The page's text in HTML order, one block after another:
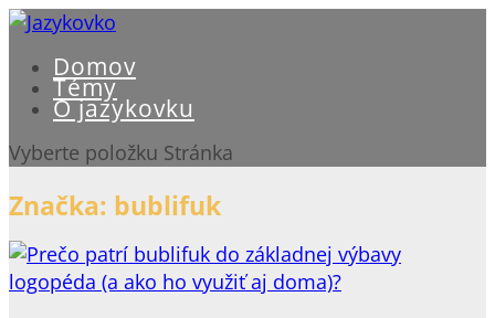
Domov
Témy
O jazykovku
Vyberte položku Stránka
Značka: bublifuk